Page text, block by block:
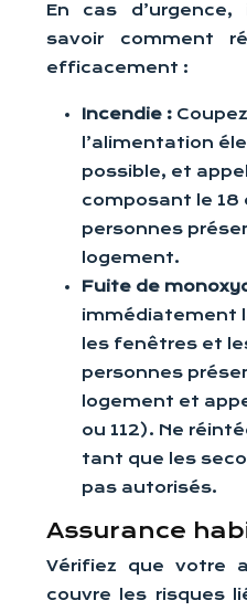
En cas
savoir comment
efficacement :
Incendie :
l’alimentation
possible, et
composant le 18
personnes
logement.
Fuite de
immédiatement
les fenêtres et
personnes
logement et
ou 112). Ne
tant que les
pas autorisés.
Assurance
Vérifiez que votre
couvre les risques